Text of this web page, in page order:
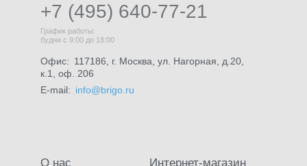
+7 (495) 640-77-21
График работы:
будни с 9:00 до 18:00
Офис: 117186, г. Москва, ул. Нагорная, д.20,
к.1, оф. 206
E-mail: info@brigo.ru
О нас Интернет-магазин